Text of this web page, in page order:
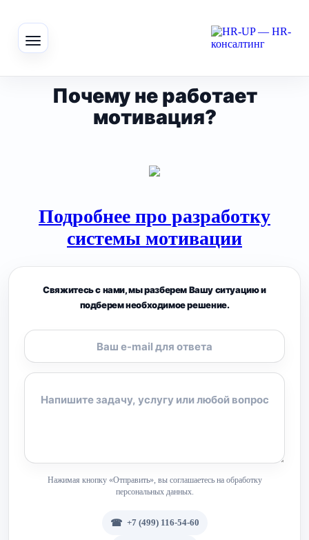
Почему не работает
мотивация?
Подробнее про разработку
системы мотивации
Свяжитесь с нами, мы разберем Вашу ситуацию и
подберем необходимое решение.
Нажимая кнопку «Отправить», вы соглашаетесь на обработку
персональных данных.
+7 (499) 116-54-60